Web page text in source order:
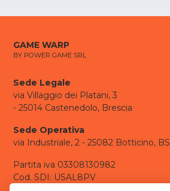
GAME WARP
BY POWER GAME SRL
Sede Legale
via Villaggio dei Platani, 3
- 25014 Castenedolo, Brescia
Sede Operativa
via Industriale, 2 - 25082 Botticino, BS
Partita iva 03308130982
Cod. SDI: USAL8PV